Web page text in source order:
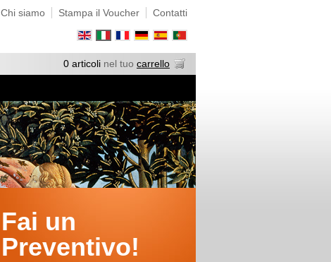
Chi siamo Stampa il Voucher Contatti
0 articoli nel tuo carrello
Fai un
Preventivo!